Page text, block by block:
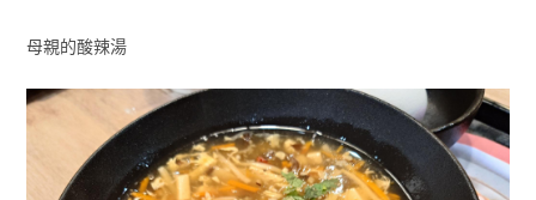
母親的酸辣湯